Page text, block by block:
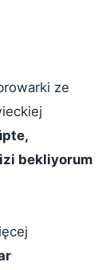
ze
bekliyorum